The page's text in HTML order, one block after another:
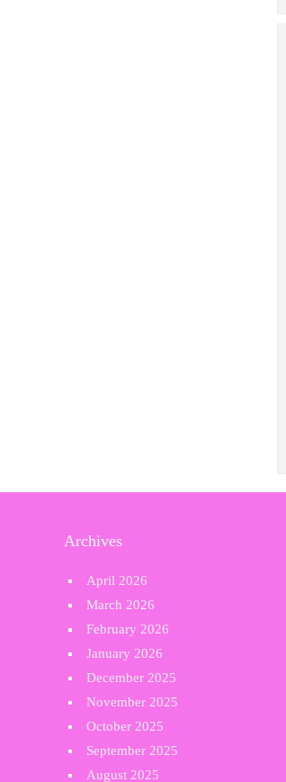
Archives
April 2026
March 2026
February 2026
January 2026
December 2025
November 2025
October 2025
September 2025
August 2025